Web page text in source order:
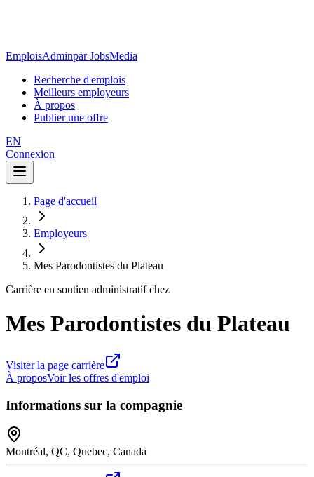
EmploisAdminpar JobsMedia
Recherche d'emplois
Meilleurs employeurs
À propos
Publier une offre
EN
Connexion
Page d'accueil
Employeurs
Mes Parodontistes du Plateau
Carrière en soutien administratif chez
Mes Parodontistes du Plateau
Visiter la page carrière
À proposVoir les offres d'emploi
Informations sur la compagnie
Montréal, QC, Quebec, Canada